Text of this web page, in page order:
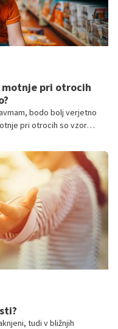
motnje pri otrocih
bodo bolj verjetno
pri otrocih so vzorci
simptomi so prisotni
tudi v bližnjih